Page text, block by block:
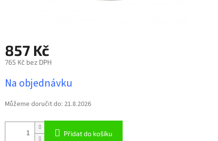
857 Kč
765 Kč bez DPH
cena:
Na objednávku
Můžeme doručit do: 21.8.2026
Přidat do košíku